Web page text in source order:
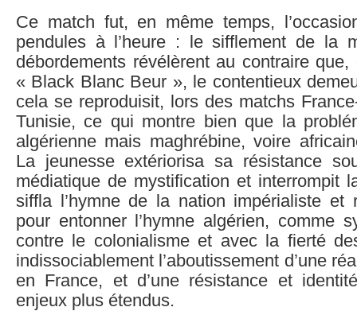
Ce match fut, en même temps,
pendules à l’heure : le sifflement de la
débordements révélèrent au contraire
« Black Blanc Beur », le contentieux
cela se reproduisit, lors des matchs
Tunisie, ce qui montre bien que la
algérienne mais maghrébine, voire
La jeunesse extériorisa sa résistance
médiatique de mystification et interrompit
siffla l’hymne de la nation impérialiste et
pour entonner l’hymne algérien, comme
contre le colonialisme et avec la fierté
indissociablement l’aboutissement d’une
en France, et d’une résistance et
enjeux plus étendus.